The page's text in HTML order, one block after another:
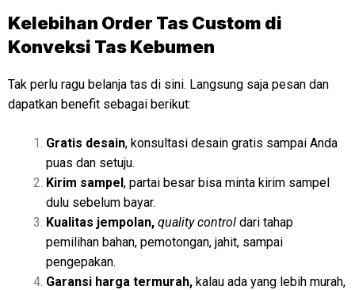
Kelebihan Order Tas Custom di
Konveksi Tas Kebumen
Tak perlu ragu belanja tas di sini. Langsung saja pesan dan
dapatkan benefit sebagai berikut:
Gratis desain, konsultasi desain gratis sampai Anda
puas dan setuju.
Kirim sampel, partai besar bisa minta kirim sampel
dulu sebelum bayar.
Kualitas jempolan, quality control dari tahap
pemilihan bahan, pemotongan, jahit, sampai
pengepakan.
Garansi harga termurah, kalau ada yang lebih murah,